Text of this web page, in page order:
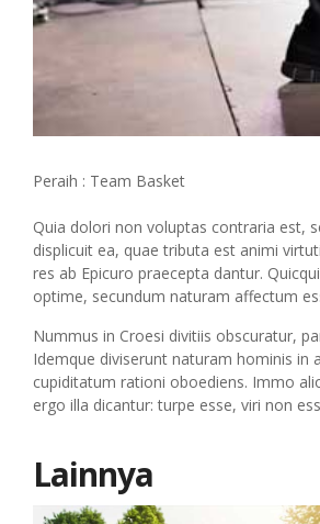
Peraih : Team Basket
Quia dolori non voluptas contraria est,
displicuit ea, quae tributa est animi
res ab Epicuro praecepta dantur.
optime, secundum naturam affectum
Nummus in Croesi divitiis obscuratur,
Idemque diviserunt naturam hominis
cupiditatum rationi oboediens. Immo
ergo illa dicantur: turpe esse, viri non
Lainnya